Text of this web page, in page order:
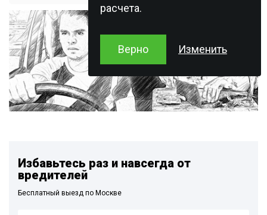
расчета.
Верно Изменить
Избавьтесь раз и навсегда от
вредителей
Бесплатный выезд по Москве